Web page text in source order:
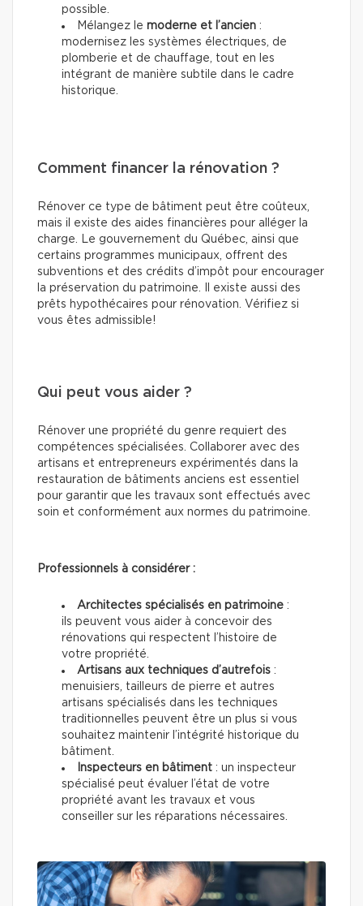
possible.
Mélangez le moderne et l’ancien :
modernisez les systèmes électriques, de
plomberie et de chauffage, tout en les
intégrant de manière subtile dans le cadre
historique.
Comment financer la rénovation ?
Rénover ce type de bâtiment peut être coûteux,
mais il existe des aides financières pour alléger la
charge. Le gouvernement du Québec, ainsi que
certains programmes municipaux, offrent des
subventions et des crédits d’impôt pour encourager
la préservation du patrimoine. Il existe aussi des
prêts hypothécaires pour rénovation. Vérifiez si
vous êtes admissible!
Qui peut vous aider ?
Rénover une propriété du genre requiert des
compétences spécialisées. Collaborer avec des
artisans et entrepreneurs expérimentés dans la
restauration de bâtiments anciens est essentiel
pour garantir que les travaux sont effectués avec
soin et conformément aux normes du patrimoine.
Professionnels à considérer :
Architectes spécialisés en patrimoine :
ils peuvent vous aider à concevoir des
rénovations qui respectent l’histoire de
votre propriété.
Artisans aux techniques d’autrefois :
menuisiers, tailleurs de pierre et autres
artisans spécialisés dans les techniques
traditionnelles peuvent être un plus si vous
souhaitez maintenir l’intégrité historique du
bâtiment.
Inspecteurs en bâtiment : un inspecteur
spécialisé peut évaluer l’état de votre
propriété avant les travaux et vous
conseiller sur les réparations nécessaires.